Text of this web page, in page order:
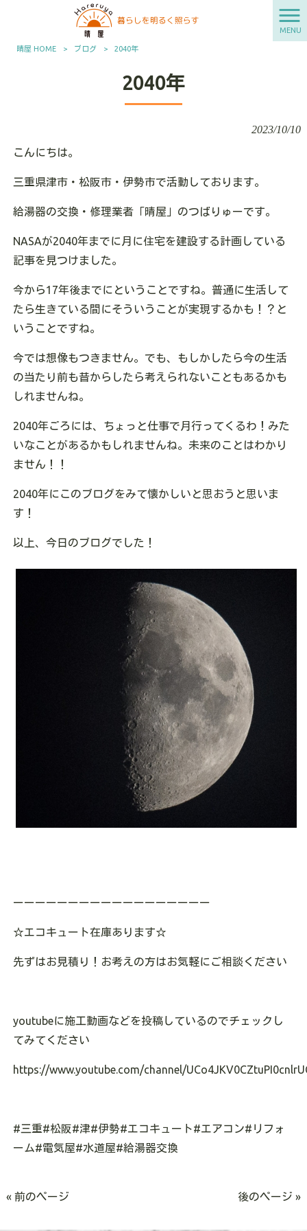
MENU
晴屋 HOME > ブログ > 2040年
2040年
2023/10/10
こんにちは。
三重県津市・松阪市・伊勢市で活動しております。
給湯器の交換・修理業者「晴屋」のつばりゅーです。
NASAが2040年までに月に住宅を建設する計画している
記事を見つけました。
今から17年後までにということですね。普通に生活して
たら生きている間にそういうことが実現するかも！？と
いうことですね。
今では想像もつきません。でも、もしかしたら今の生活
の当たり前も昔からしたら考えられないこともあるかも
しれませんね。
2040年ごろには、ちょっと仕事で月行ってくるわ！みた
いなことがあるかもしれませんね。未来のことはわかり
ません！！
2040年にこのブログをみて懐かしいと思おうと思いま
す！
以上、今日のブログでした！
ーーーーーーーーーーーーーーーーーー
☆エコキュート在庫あります☆
先ずはお見積り！お考えの方はお気軽にご相談ください
youtubeに施工動画などを投稿しているのでチェックし
てみてください
https://www.youtube.com/channel/
#三重#松阪#津#伊勢#エコキュート#エアコン# リフォ
ーム#電気屋#水道屋#給湯器交換
« 前のページ 後のページ »